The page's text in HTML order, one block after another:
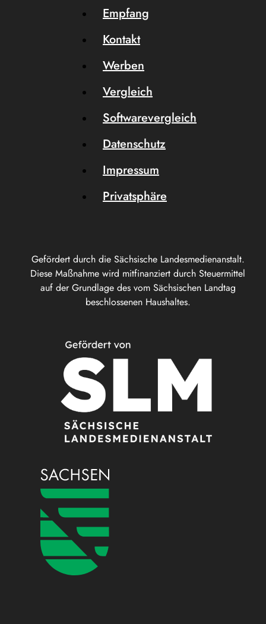
Gefördert durch die Sächsische Landesmedienanstalt.
Diese Maßnahme wird mitfinanziert durch Steuermittel
auf der Grundlage des vom Sächsischen Landtag
beschlossenen Haushaltes.
Empfang
Kontakt
Werben
Vergleich
Softwarevergleich
Datenschutz
Impressum
Privatsphäre